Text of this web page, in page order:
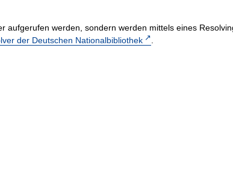
aufgerufen werden, sondern werden mittels eines
der Deutschen Nationalbibliothek .